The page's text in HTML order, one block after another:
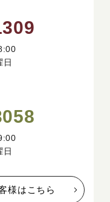
日
日
様はこちら